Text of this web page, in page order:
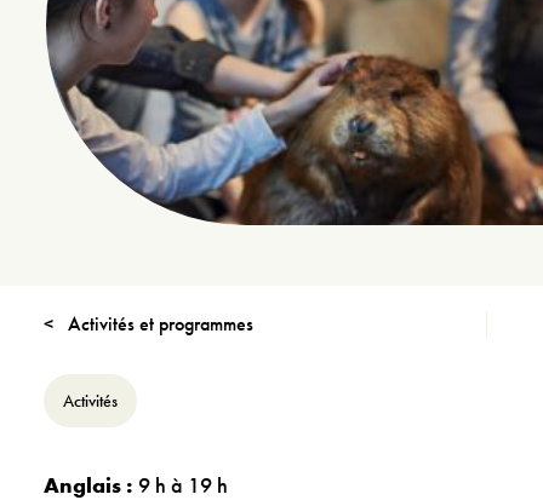
Activités et programmes
Activités
Anglais : 9 h à 19 h